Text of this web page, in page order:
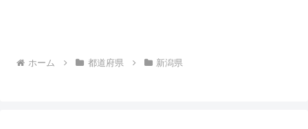
ホーム 都道府県 新潟県